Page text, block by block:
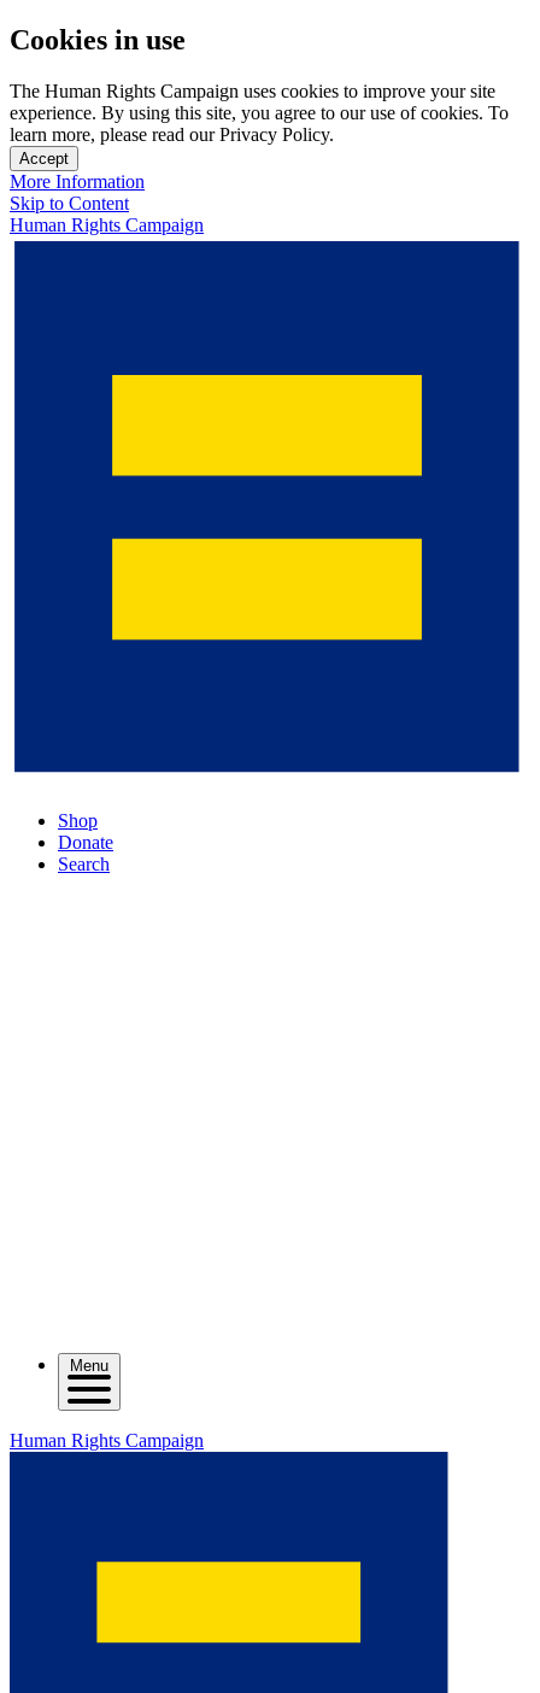
Cookies in use
The Human Rights Campaign uses cookies to improve your site
experience. By using this site, you agree to our use of cookies. To
learn more, please read our Privacy Policy.
Accept
More Information
Skip to Content
Human Rights Campaign
Shop
Donate
Search
Menu
Human Rights Campaign